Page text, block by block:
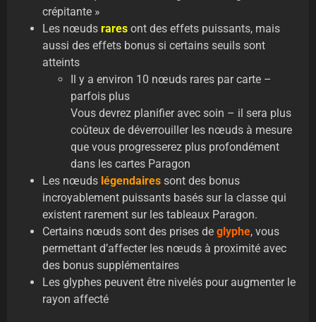
crépitante »
Les nœuds rares ont des effets puissants, mais
aussi des effets bonus si certains seuils sont
atteints
Il y a environ 10 nœuds rares par carte –
parfois plus
Vous devrez planifier avec soin – il sera plus
coûteux de déverrouiller les nœuds à mesure
que vous progresserez plus profondément
dans les cartes Paragon
Les nœuds légendaires sont des bonus
incroyablement puissants basés sur la classe qui
existent rarement sur les tableaux Paragon.
Certains nœuds sont des prises de glyphe, vous
permettant d’affecter les nœuds à proximité avec
des bonus supplémentaires
Les glyphes peuvent être nivelés pour augmenter le
rayon affecté